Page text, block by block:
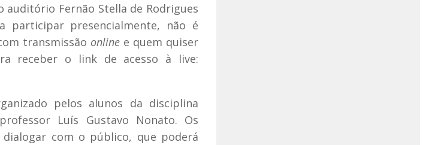
Fernão Stella de Rodrigues
participar presencialmente, não é
transmissão online e quem quiser
receber o link de acesso à live:
pelos alunos da disciplina
Luís Gustavo Nonato. Os
com o público, que poderá